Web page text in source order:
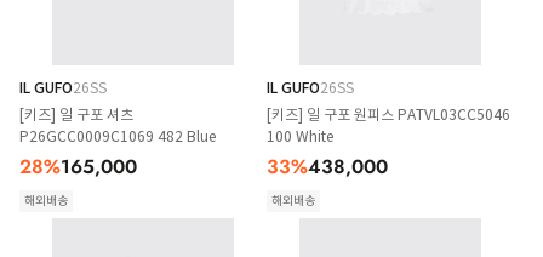
IL GUFO26SS
[키즈] 일 구포 셔츠
P26GCC0009C1069 482 Blue
28%165,000
해외배송
IL GUFO26SS
[키즈] 일 구포 원피스 PATVL03CC5046
100 White
33%438,000
해외배송